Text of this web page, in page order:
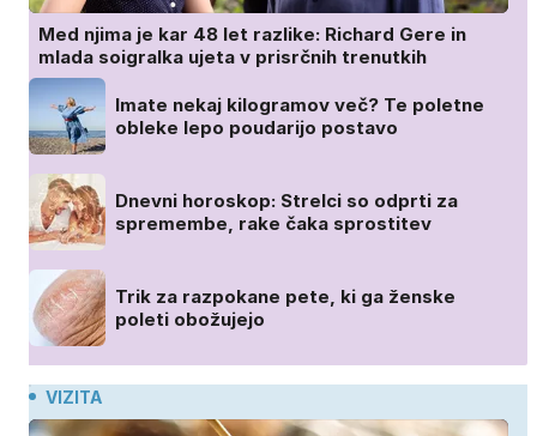
Med njima je kar 48 let razlike: Richard Gere in
mlada soigralka ujeta v prisrčnih trenutkih
Imate nekaj kilogramov več? Te poletne
obleke lepo poudarijo postavo
Dnevni horoskop: Strelci so odprti za
spremembe, rake čaka sprostitev
Trik za razpokane pete, ki ga ženske
poleti obožujejo
VIZITA